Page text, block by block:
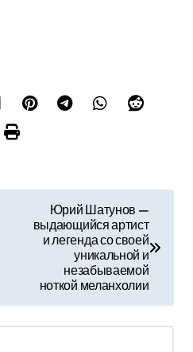
Юрий Шатунов —
выдающийся артист
и легенда со своей
уникальной и
незабываемой
ноткой меланхолии